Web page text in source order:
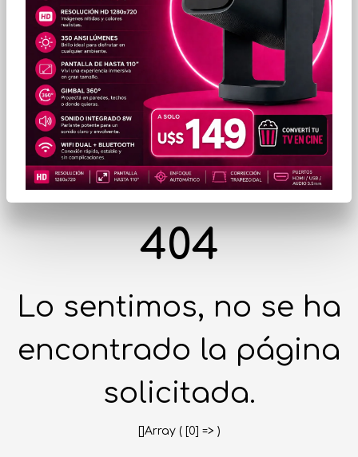
404
Lo sentimos, no se ha
encontrado la página
solicitada.
[]Array ( [0] => )